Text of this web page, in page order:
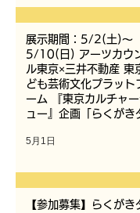
展示期間：5/2(土)〜
5/10(日) アーツカウ
ル東京×三井不動産 東
ども芸術文化プラット
ーム 『東京カルチャ
ュー』企画「らくがき
5月1日
【参加募集】らくがき